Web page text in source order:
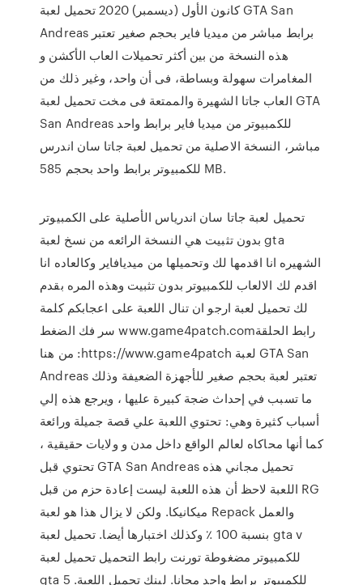
كانون الأول (ديسمبر) 2020 تحميل لعبة GTA San
Andreas برابط مباشر من ميديا فاير بحجم صغير تعتبر
هذه النسخة من بين أكثر تحميلات العاب الأكشن و
المغامرات سهولة وبساطة، فى أن واحد، وغير ذلك من
العاب جاتا الشهيرة والممتعة فى مخت تحميل لعبة GTA
San Andreas للكمبيوتر من ميديا فاير برابط واحد
مباشر، النسخة الاصلية من تحميل لعبة جاتا سان اندرس
للكمبيوتر برابط واحد بحجم 585 MB.
تحميل لعبة جاتا سان اندرياس الأصلية على الكمبيوتر
بدون تثبيت هي النسخة الرائعه من نسخ لعبة gta
الشهيره انا اقدمها لك وتحميلها من ميديافاير وكالعاده انا
اقدم لك الالعاب للكمبيوتر بدون تثبيت وهذه المره بقدم
لك تحميل لعبة ارجو ان تنال اللعبة على اعجابكم كلمة
سر فك الضغط www.game4patch.comرابط الحلقة
من هنا :https://www.game4patch لعبة GTA San
Andreas تعتبر لعبة بحجم صغير للأجهزة الضعيفة وذلك
ما تسبب في إحداث ضجة كبيرة عليها ، ويرجع هذه إلي
أسباب كثيرة وهي: تحتوي اللعبة علي قصة جميلة ورائعة
كما أنها محاكاه لعالم الواقع داخل مدن و ولايات حقيقية ،
تحتوي قبل GTA San Andreas تحميل مجاني هذه
اللعبة لاحظ أن هذه اللعبة ليست إعادة حزم من قبل RG
ميكانيكا. ولكن لا يزال هذا هو لعبة Repack والعمل
بنسبة 100 ٪ وكذلك اختبارها أيضا. تحميل لعبة gta v
للكمبيوتر مضغوطة تورنت رابط التحميل تحميل لعبة
gta 5 للكمبيوتر برابط واحد مجانا. لينك تحميل اللعبة.